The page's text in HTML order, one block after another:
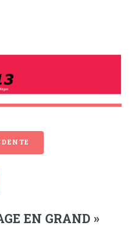
EN GRAND »